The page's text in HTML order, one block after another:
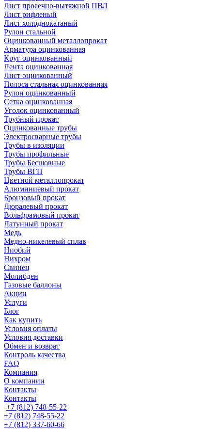
Лист просечно-вытяжной ПВЛ
Лист рифленый
Лист холоднокатаный
Рулон стальной
Оцинкованный металлопрокат
Арматура оцинкованная
Круг оцинкованный
Лента оцинкованная
Лист оцинкованный
Полоса стальная оцинкованная
Рулон оцинкованный
Сетка оцинкованная
Уголок оцинкованный
Трубный прокат
Оцинкованные трубы
Электросварные трубы
Трубы в изоляции
Трубы профильные
Трубы Бесшовные
Трубы ВГП
Цветной металлопрокат
Алюминиевый прокат
Бронзовый прокат
Дюралевый прокат
Вольфрамовый прокат
Латунный прокат
Медь
Медно-никелевый сплав
Ниобий
Нихром
Свинец
Молибден
Газовые баллоны
Акции
Услуги
Блог
Как купить
Условия оплаты
Условия доставки
Обмен и возврат
Контроль качества
FAQ
Компания
О компании
Контакты
Контакты
+7 (812) 748-55-22
+7 (812) 748-55-22
+7 (812) 337-60-66